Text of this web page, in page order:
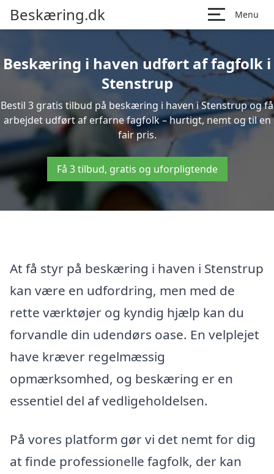
Beskæring.dk Menu
Beskæring i haven udført af fagfolk i
Stenstrup
Bestil 3 gratis tilbud på beskæring i haven i Stenstrup og få
arbejdet udført af erfarne fagfolk – hurtigt, nemt og til en
fair pris.
Få 3 tilbud, gratis og uforpligtende
At få styr på beskæring i haven i Stenstrup
kan være en udfordring, men med de
rette værktøjer og kyndig hjælp kan du
forvandle din udendørs oase. En velplejet
have kræver regelmæssig
opmærksomhed, og beskæring er en
essentiel del af vedligeholdelsen.
På vores platform gør vi det nemt for dig
at finde professionelle fagfolk, der kan